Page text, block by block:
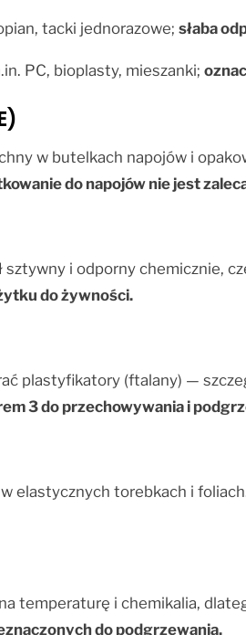
tacki jednorazowe; słaba
PC, bioplasty, mieszanki;
w butelkach napojów i
do napojów nie jest
sztywny i odporny chemicznie,
do żywności.
plastyfikatory (ftalany) —
3 do przechowywania i
elastycznych torebkach i
temperaturę i chemikalia,
do podgrzewania.